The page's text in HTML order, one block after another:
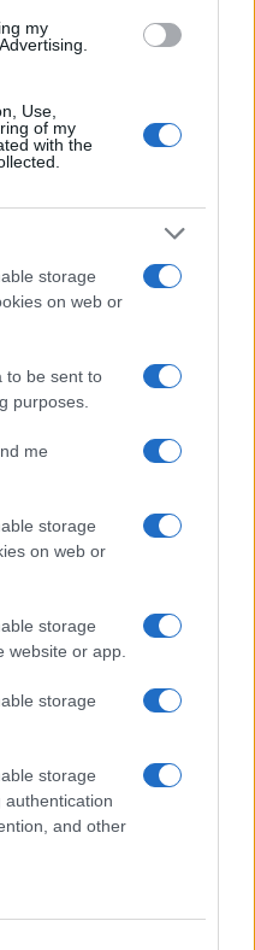
my
Use,
of my
with the
storage
on web or
to be sent to
purposes.
me
storage
on web or
storage
website or app.
storage
storage
authentication
and other
ad Orvieto: le tre
cosa è successo e